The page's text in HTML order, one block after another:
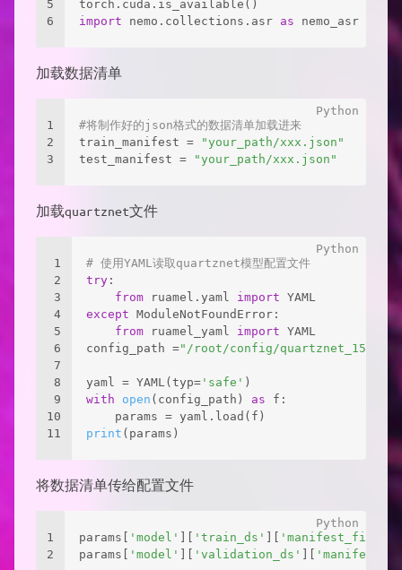
5
6
torch.cuda.is_available()
import nemo.collections.asr as nemo_asr
加载数据清单
1
2
3
#将制作好的json格式的数据清单加载进来
train_manifest =
"your_path/xxx.json"
test_manifest =
"your_path/xxx.json"
加载quartznet文件
1
2
3
4
5
6
7
8
9
10
11
# 使用YAML读取quartznet模型配置文件
try :
from ruamel.yaml import YAML
except ModuleNotFoundError:
from ruamel_yaml import YAML
config_path ="/root/config/
yaml = YAML(typ= 'safe' )
with
open (config_path) as f:
    params = yaml.load(f)
print (params)
将数据清单传给配置文件
1
2
params[ 'model' 'train_ds'
params[
'model' 'validation_ds'